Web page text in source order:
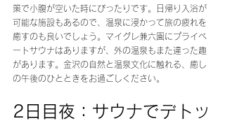
策で小腹が空いた時にぴったりです。日帰り入浴が
可能な施設もあるので、温泉に浸かって旅の疲れを
癒すのも良いでしょう。マイグレ兼六園にプライベ
ートサウナはありますが、外の温泉もまた違った趣
があります。金沢の自然と温泉文化に触れる、癒し
の午後のひとときをお過ごしください。
2日目夜：サウナでデトッ